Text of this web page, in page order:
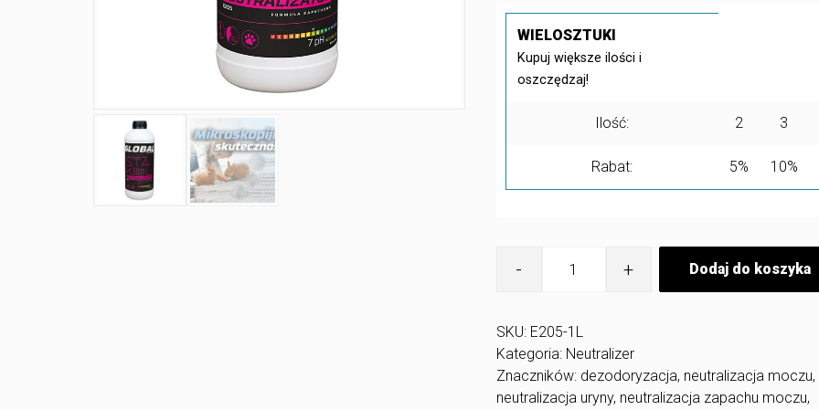
WIELOSZTUKI
Kupuj większe ilości i
oszczędzaj!
Ilość: 2 3
Rabat: 5% 10%
L
do
Dodaj do koszyka
SKU: E205-1L
Kategoria: Neutralizer
Znaczników: dezodoryzacja, neutralizacja moczu,
neutralizacja uryny, neutralizacja zapachu moczu,